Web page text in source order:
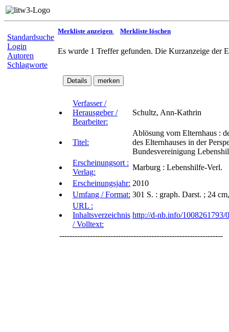
Standardsuche
Login
Autoren
Schlagworte
Merkliste anzeigen Merkliste löschen
Es wurde 1 Treffer gefunden. Die Kurzanzeige der
Verfasser /
Herausgeber /
Bearbeiter:
Schultz, Ann-Kathrin
Titel:
Ablösung vom Elternhaus :
des Elternhauses in der
Bundesvereinigung
Erscheinungsort :
Verlag:
Marburg : Lebenshilfe-Verl.
Erscheinungsjahr: 2010
Umfang / Format: 301 S. : graph. Darst. ; 24
URL :
Inhaltsverzeichnis
/ Volltext:
http://d-nb.info/1008261793/
----------------------------------------------------------------